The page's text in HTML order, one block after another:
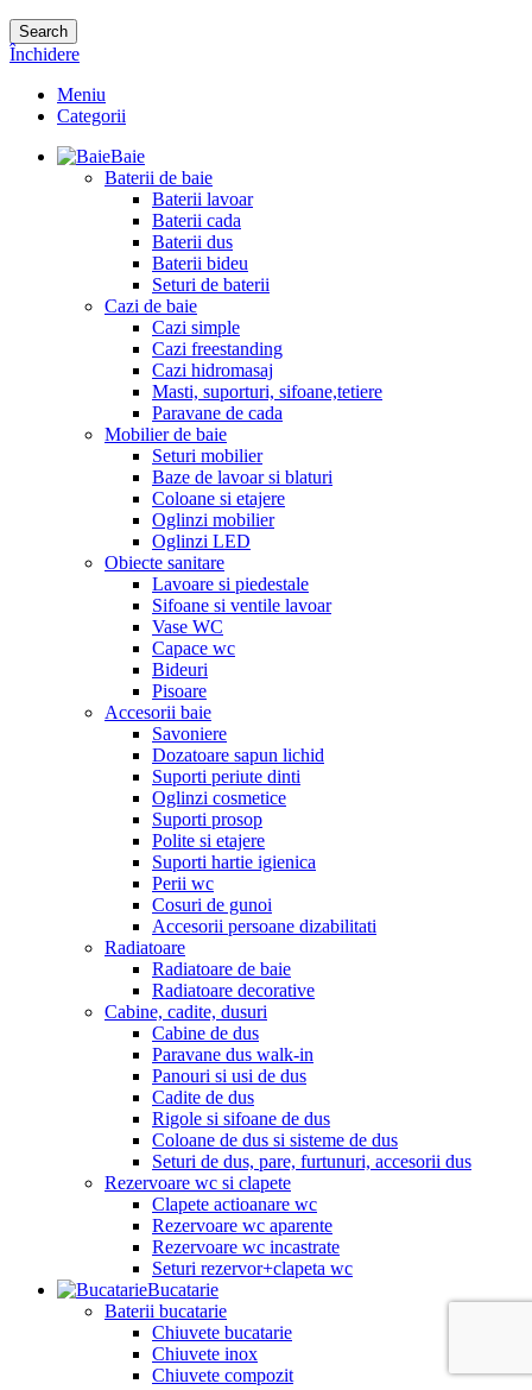
Search
Închidere
Meniu
Categorii
Baie
Baterii de baie
Baterii lavoar
Baterii cada
Baterii dus
Baterii bideu
Seturi de baterii
Cazi de baie
Cazi simple
Cazi freestanding
Cazi hidromasaj
Masti, suporturi, sifoane,tetiere
Paravane de cada
Mobilier de baie
Seturi mobilier
Baze de lavoar si blaturi
Coloane si etajere
Oglinzi mobilier
Oglinzi LED
Obiecte sanitare
Lavoare si piedestale
Sifoane si ventile lavoar
Vase WC
Capace wc
Bideuri
Pisoare
Accesorii baie
Savoniere
Dozatoare sapun lichid
Suporti periute dinti
Oglinzi cosmetice
Suporti prosop
Polite si etajere
Suporti hartie igienica
Perii wc
Cosuri de gunoi
Accesorii persoane dizabilitati
Radiatoare
Radiatoare de baie
Radiatoare decorative
Cabine, cadite, dusuri
Cabine de dus
Paravane dus walk-in
Panouri si usi de dus
Cadite de dus
Rigole si sifoane de dus
Coloane de dus si sisteme de dus
Seturi de dus, pare, furtunuri, accesorii dus
Rezervoare wc si clapete
Clapete actioanare wc
Rezervoare wc aparente
Rezervoare wc incastrate
Seturi rezervor+clapeta wc
Bucatarie
Baterii bucatarie
Chiuvete bucatarie
Chiuvete inox
Chiuvete compozit